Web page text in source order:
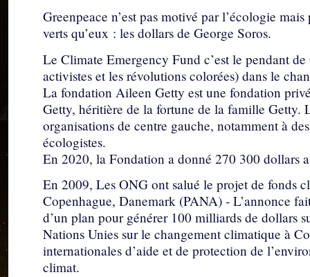
Greenpeace n’est pas motivé par l’écologie
verts qu’eux : les dollars de George Soros.
Le Climate Emergency Fund c’est le pendant
activistes et les révolutions colorées) dans le
La fondation Aileen Getty est une fondation
Getty, héritière de la fortune de la famille Getty.
organisations de centre gauche, notamment à
écologistes.
En 2020, la Fondation a donné 270 300 dollars
En 2009, Les ONG ont salué le projet de fonds
Copenhague, Danemark (PANA) - L’annonce
d’un plan pour générer 100 milliards de dollars
Nations Unies sur le changement climatique à
internationales d’aide et de protection de
climat.